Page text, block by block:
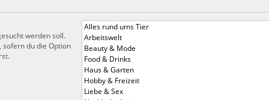
werden soll.
du die Option